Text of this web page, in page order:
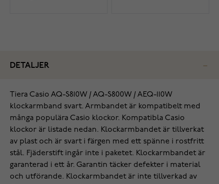
DETALJER
Tiera Casio AQ-S810W / AQ-S800W / AEQ-110W
klockarmband svart. Armbandet är kompatibelt med
många populära Casio klockor. Kompatibla Casio
klockor är listade nedan. Klockarmbandet är tillverkat
av plast och är svart i färgen med ett spänne i rostfritt
stål. Fjäderstift ingår inte i paketet. Klockarmbandet är
garanterad i ett år. Garantin täcker defekter i material
och utförande. Klockarmbandet är inte tillverkad av